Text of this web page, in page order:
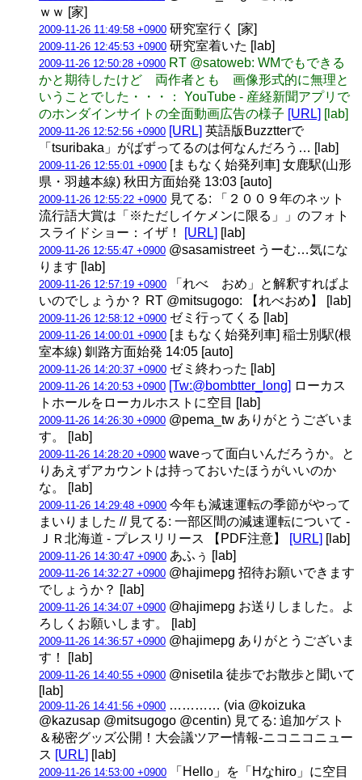
ｗｗ [家]
2009-11-26 11:49:58 +0900 研究室行く [家]
2009-11-26 12:45:53 +0900 研究室着いた [lab]
2009-11-26 12:50:28 +0900 RT @satoweb: WMでもできる
かと期待したけど 両作者とも 画像形式的に無理と
いうことでした・・・： YouTube - 産経新聞アプリで
のホンダインサイトの全面動画広告の様子 [URL] [lab]
2009-11-26 12:52:56 +0900 [URL] 英語版Buzztterで
「tsuribaka」がばずってるのは何なんだろう… [lab]
2009-11-26 12:55:01 +0900 [まもなく始発列車] 女鹿駅(山形
県・羽越本線) 秋田方面始発 13:03 [auto]
2009-11-26 12:55:22 +0900 見てる: 「２００９年のネット
流行語大賞は「※ただしイケメンに限る」」のフォト
スライドショー：イザ！
[URL] [lab]
2009-11-26 12:55:47 +0900 @sasamistreet うーむ…気にな
ります [lab]
2009-11-26 12:57:19 +0900 「れべ おめ」と解釈すればよ
いのでしょうか？ RT @mitsugogo: 【れべおめ】 [lab]
2009-11-26 12:58:12 +0900 ゼミ行ってくる [lab]
2009-11-26 14:00:01 +0900 [まもなく始発列車] 稲士別駅(根
室本線) 釧路方面始発 14:05 [auto]
2009-11-26 14:20:37 +0900 ゼミ終わった [lab]
2009-11-26 14:20:53 +0900 [Tw:@bombtter_long] ローカス
トホールをローカルホストに空目 [lab]
2009-11-26 14:26:30 +0900 @pema_tw ありがとうございま
す。 [lab]
2009-11-26 14:28:20 +0900 waveって面白いんだろうか。と
りあえずアカウントは持っておいたほうがいいのか
な。 [lab]
2009-11-26 14:29:48 +0900 今年も減速運転の季節がやって
まいりました // 見てる: 一部区間の減速運転について -
ＪＲ北海道 - プレスリリース 【PDF注意】
[URL] [lab]
2009-11-26 14:30:47 +0900 あふぅ [lab]
2009-11-26 14:32:27 +0900 @hajimepg 招待お願いできます
でしょうか？ [lab]
2009-11-26 14:34:07 +0900 @hajimepg お送りしました。よ
ろしくお願いします。 [lab]
2009-11-26 14:36:57 +0900 @hajimepg ありがとうございま
す！ [lab]
2009-11-26 14:40:55 +0900 @nisetila 徒歩でお散歩と聞いて
[lab]
2009-11-26 14:41:56 +0900 ………… (via @koizuka
@kazusap @mitsugogo @centin) 見てる: 追加ゲスト
＆秘密グッズ公開！大会議ツアー情報‐ニコニコニュー
ス [URL] [lab]
2009-11-26 14:53:00 +0900 「Hello」を「Hなhiro」に空目